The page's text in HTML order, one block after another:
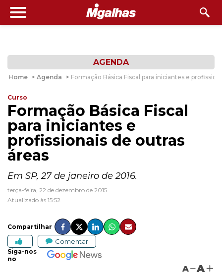
AGENDA
Home > Agenda > Formação Básica Fiscal para iniciantes e
Curso
Formação Básica Fiscal
para iniciantes e
profissionais de outras
áreas
Em SP, 27 de janeiro de 2016.
terça-feira, 22 de dezembro de 2015
Atualizado às 15:52
Compartilhar
Comentar
Siga-nos
no
A A